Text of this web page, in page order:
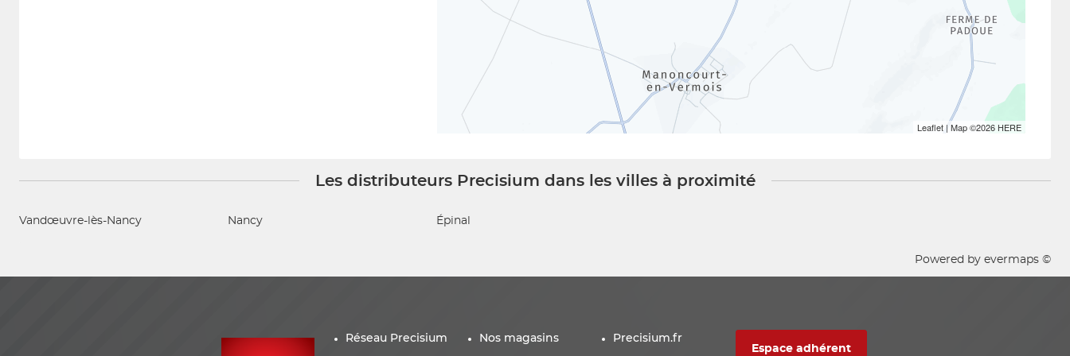
Leaflet| Map ©2026 HERE
Les distributeurs Precisium dans les villes à proximité
Vandœuvre-lès-Nancy Nancy Épinal
Powered by evermaps ©
Réseau Precisium Nos magasins
Precisium.fr
Espace adhérent